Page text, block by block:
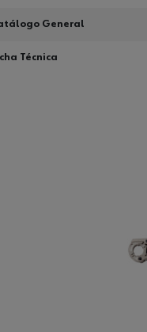
General
Técnica